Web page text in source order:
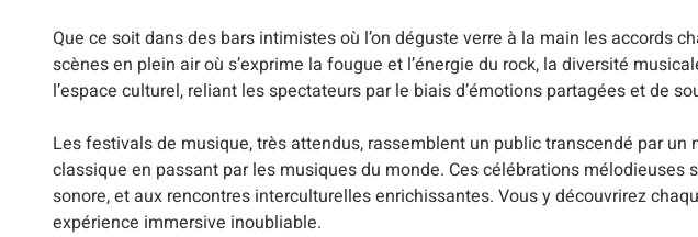
Que ce soit dans des bars intimistes où l’on déguste verre à la main les accords
scènes en plein air où s’exprime la fougue et l’énergie du rock, la diversité
l’espace culturel, reliant les spectateurs par le biais d’émotions partagées et de
Les festivals de musique, très attendus, rassemblent un public transcendé par
classique en passant par les musiques du monde. Ces célébrations mélodieuses
sonore, et aux rencontres interculturelles enrichissantes. Vous y découvrirez
expérience immersive inoubliable.